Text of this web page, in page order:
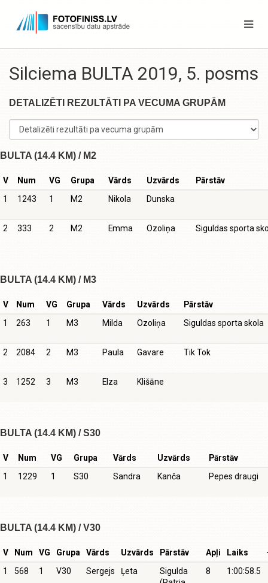
Silciema BULTA 2019, 5. posms
DETALIZĒTI REZULTĀTI PA VECUMA GRUPĀM
BULTA (14.4 KM) / M2
V Num VG Grupa Vārds Uzvārds
Pārstāv
1
1243 1 M2 Nikola Dunska
2 333 2 M2 Emma Ozoliņa Siguldas sporta
BULTA (14.4 KM) / M3
V Num VG Grupa Vārds Uzvārds
Pārstāv
1
263 1 M3 Milda Ozoliņa Siguldas sporta skola
2 2084 2 M3 Paula Gavare Tik Tok
3 1252 3 M3 Elza Klišāne
BULTA (14.4 KM) / S30
V Num VG Grupa Vārds Uzvārds
Pārstāv
1
1229 1 S30 Sandra Kanča Pepes draugi
BULTA (14.4 KM) / V30
V Num VG Grupa Vārds Uzvārds Pārstāv Apļi Laiks
1
568 1 V30 Sergejs Ļeta
Sigulda
8 1:00:58.5